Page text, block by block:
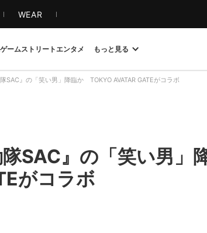
WEAR
ゲームストリート エンタメ もっと見る
SAC』の「笑い男」降臨か TOKYO AVATAR GATEがコラボ
SAC』の「笑い男」
がコラボ